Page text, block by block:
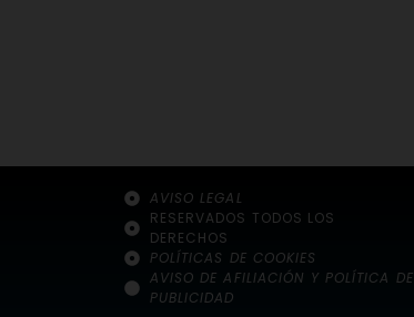
AVISO LEGAL
RESERVADOS TODOS LOS
DERECHOS
POLÍTICAS DE COOKIES
AVISO DE AFILIACIÓN Y POLÍTICA DE
PUBLICIDAD